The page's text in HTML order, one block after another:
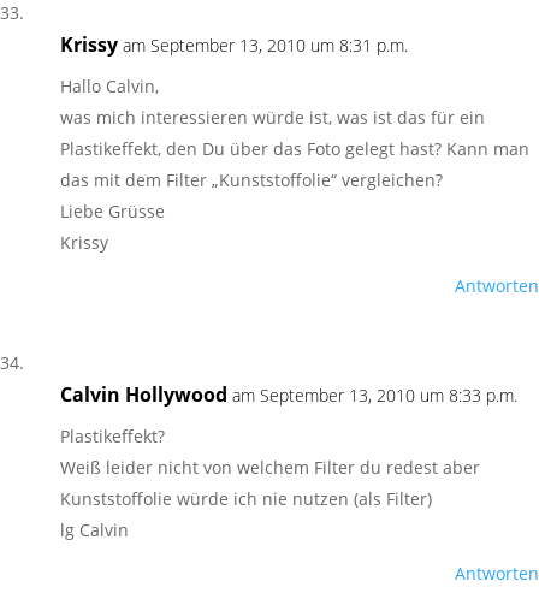
Krissy am September 13, 2010 um 8:31 p.m.
Hallo Calvin,
was mich interessieren würde ist, was ist das für ein
Plastikeffekt, den Du über das Foto gelegt hast? Kann man
das mit dem Filter „Kunststoffolie“ vergleichen?
Liebe Grüsse
Krissy
Antworten
Calvin Hollywood am September 13, 2010 um 8:33 p.m.
Plastikeffekt?
Weiß leider nicht von welchem Filter du redest aber
Kunststoffolie würde ich nie nutzen (als Filter)
lg Calvin
Antworten